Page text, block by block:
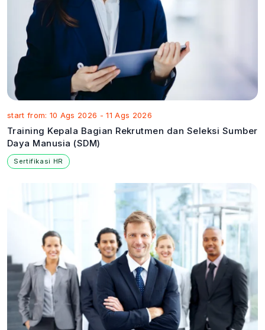
start from: 10 Ags 2026 - 11 Ags 2026
Training Kepala Bagian Rekrutmen dan Seleksi Sumber
Daya Manusia (SDM)
Sertifikasi HR